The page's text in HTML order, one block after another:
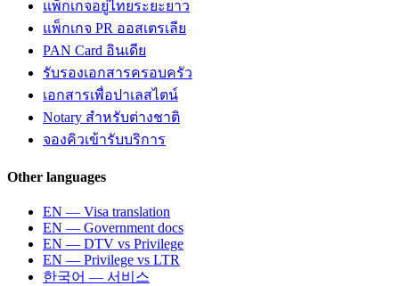
แพ็กเกจอยู่ไทยระยะยาว
แพ็กเกจ PR ออสเตรเลีย
PAN Card อินเดีย
รับรองเอกสารครอบครัว
เอกสารเพื่อปาเลสไตน์
Notary สำหรับต่างชาติ
จองคิวเข้ารับบริการ
Other languages
EN — Visa translation
EN — Government docs
EN — DTV vs Privilege
EN — Privilege vs LTR
한국어 — 서비스